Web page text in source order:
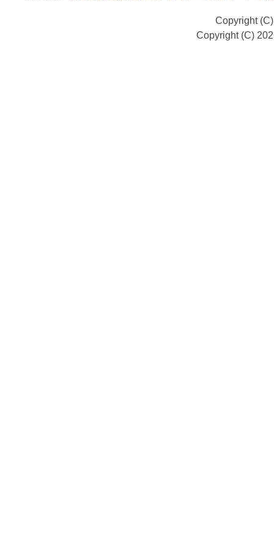
Copyright
Copyright (C)